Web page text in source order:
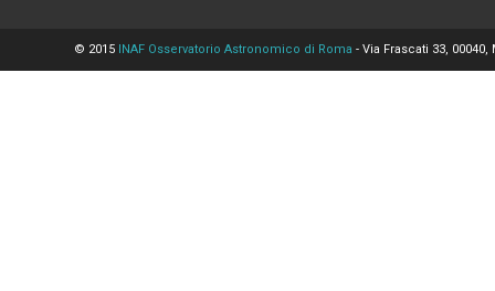
© 2015 INAF Osservatorio Astronomico di Roma - Via Frascati 33,